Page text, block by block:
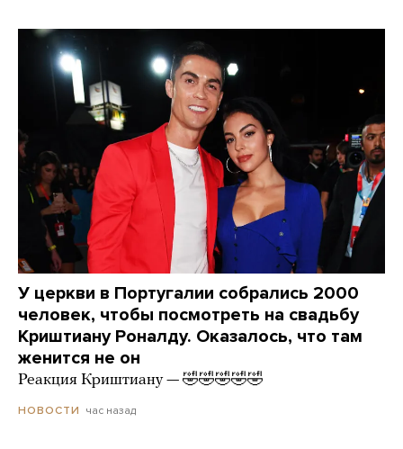
У церкви в Португалии собрались 2000
человек, чтобы посмотреть на свадьбу
Криштиану Роналду. Оказалось, что там
женится не он
Реакция Криштиану — 🤣🤣🤣🤣🤣
НОВОСТИ час назад